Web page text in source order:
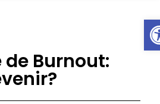
Burnout:
Open toolbar